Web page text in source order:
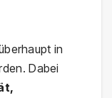
in
Dabei